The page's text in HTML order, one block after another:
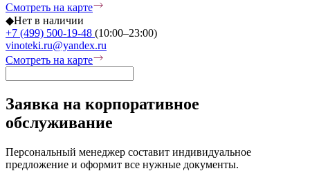
Смотреть на карте
◆Нет в наличии
+7 (499) 500-19-48 (10:00–23:00)
vinoteki.ru@yandex.ru
Смотреть на карте
Заявка на корпоративное
обслуживание
Персональный менеджер составит индивидуальное
предложение и оформит все нужные документы.